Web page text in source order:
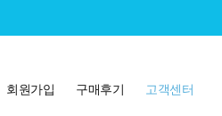
고객센터
구매후기
회원가입